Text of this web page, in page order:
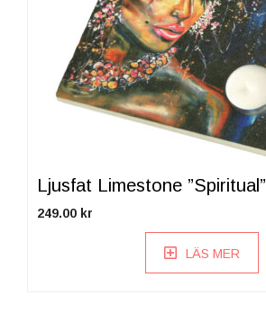
Ljusfat Limestone ”Spiritual”
249.00 kr
LÄS MER